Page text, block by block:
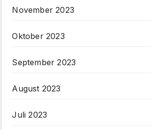
November 2023
Oktober 2023
September 2023
August 2023
Juli 2023